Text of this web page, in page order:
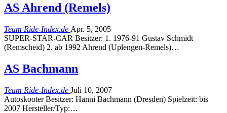
AS Ahrend (Remels)
Team Ride-Index.de Apr. 5, 2005
SUPER-STAR-CAR Besitzer: 1. 1976-91 Gustav Schmidt
(Remscheid) 2. ab 1992 Ahrend (Uplengen-Remels)…
AS Bachmann
Team Ride-Index.de Juli 10, 2007
Autoskooter Besitzer: Hanni Bachmann (Dresden) Spielzeit: bis
2007 Hersteller/Typ:…